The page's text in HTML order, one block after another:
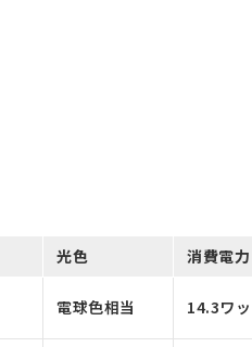
光色
消費電力
電球色相当 14.3ワ